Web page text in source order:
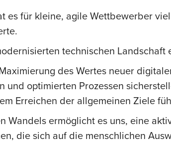
es für kleine, agile Wettbewerber
technischen
des Wertes neuer
und optimierten Prozessen
Erreichen der allgemeinen Ziele
ermöglicht es uns, eine
die sich auf die menschlichen